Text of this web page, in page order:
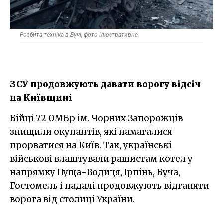
Розбита техніка в Бучі, фото ілюстративне
ЗСУ продовжують давати ворогу відсіч
на Київщині
Бійці 72 ОМБр ім. Чорних Запорожців
знищили окупантів, які намагалися
прорватися на Київ. Так, українські
військові влаштували рашистам котел у
напрямку Пуща-Водиця, Ірпінь, Буча,
Гостомель і надалі продовжують відганяти
ворога від столиці України.